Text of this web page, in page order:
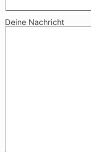
Deine Nachricht